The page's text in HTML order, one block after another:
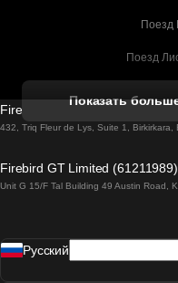
Поезд
Поезд
Поезд
Поезд
Показать
Firebird GT Limited (OC 1451)
432, Triq Fleur de Lys, Suite 1, Birkirkara,
Firebird GT Limited (61211989)
Unit G 15/F Tal Building 49 Austin Road,
Pусский